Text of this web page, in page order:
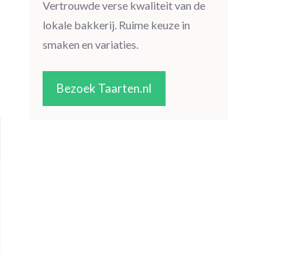
Vertrouwde verse kwaliteit van de
lokale bakkerij. Ruime keuze in
smaken en variaties.
Bezoek Taarten.nl